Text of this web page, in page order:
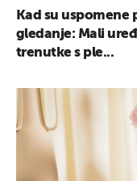
Kad su uspomene
gledanje: Mali
trenutke s ple...